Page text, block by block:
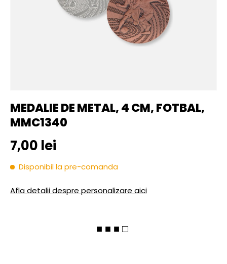
MEDALIE DE METAL, 4 CM, FOTBAL,
MMC1340
Pret initial
7,00 lei
Disponibil la pre-comanda
Afla detalii despre personalizare aici
■ ■ ■ □